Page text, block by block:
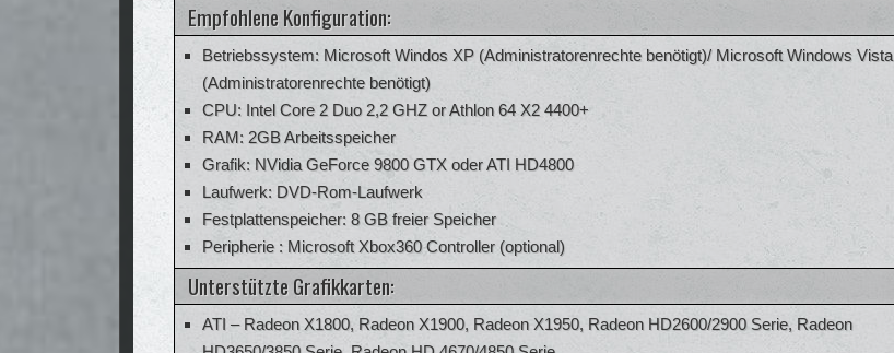
Empfohlene Konfiguration:
Betriebssystem: Microsoft Windos XP (Administratorenrechte benötigt)/ Microsoft Windows Vista
(Administratorenrechte benötigt)
CPU: Intel Core 2 Duo 2,2 GHZ or Athlon 64 X2 4400+
RAM: 2GB Arbeitsspeicher
Grafik: NVidia GeForce 9800 GTX oder ATI HD4800
Laufwerk: DVD-Rom-Laufwerk
Festplattenspeicher: 8 GB freier Speicher
Peripherie : Microsoft Xbox360 Controller (optional)
Unterstützte Grafikkarten:
ATI – Radeon X1800, Radeon X1900, Radeon X1950, Radeon HD2600/2900 Serie, Radeon